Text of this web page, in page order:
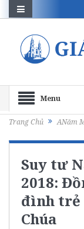
Menu
Trang Chủ ANăm
Suy tư
2018:
đình trẻ
Chúa